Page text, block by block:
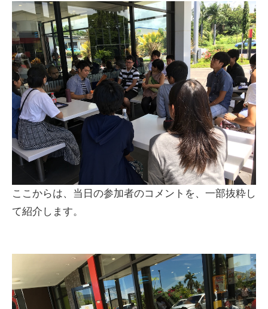
ここからは、当日の参加者のコメントを、一部抜粋し
て紹介します。